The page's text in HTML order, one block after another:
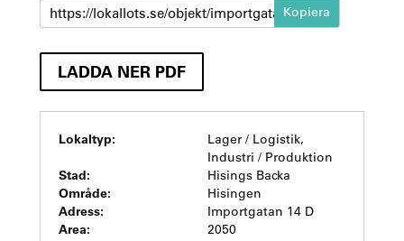
https://lokallots.se/objekt/importgatan-14-d-1
LADDA NER PDF
Lokaltyp:
Lager / Logistik,
Industri / Produktion
Stad: Hisings Backa
Område: Hisingen
Adress: Importgatan 14 D
Area: 2050